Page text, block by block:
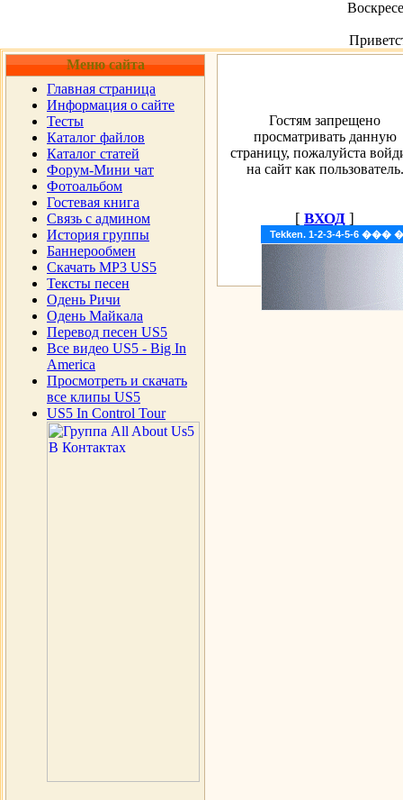
Меню сайта
Главная страница
Информация о сайте
Тесты
Каталог файлов
Каталог статей
Форум-Мини чат
Фотоальбом
Гостевая книга
Cвязь с админом
История группы
Баннерообмен
Скачать MP3 US5
Тексты песен
Одень Ричи
Одень Майкала
Перевод песен US5
Все видео US5 - Big In
America
Просмотреть и скачать
все клипы US5
US5 In Control Tour
Tekken. 1-2-3-4-5-6
Гостям запрещено
просматривать данную
страницу, пожалуйста
на сайт как пользователь.
[ ВХОД ]